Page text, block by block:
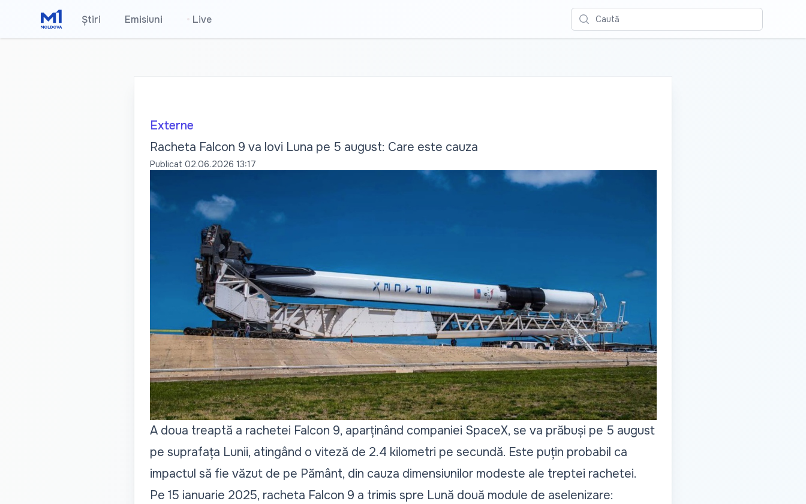
Știri Emisiuni Live Caută
Externe
Racheta Falcon 9 va lovi Luna pe 5 august: Care este cauza
Publicat 02.06.2026 13:17
A doua treaptă a rachetei Falcon 9, aparținând companiei SpaceX, se va prăbuși pe 5 august
pe suprafața Lunii, atingând o viteză de 2.4 kilometri pe secundă. Este puțin probabil ca
impactul să fie văzut de pe Pământ, din cauza dimensiunilor modeste ale treptei rachetei.
Pe 15 ianuarie 2025, racheta Falcon 9 a trimis spre Lună două module de aselenizare: